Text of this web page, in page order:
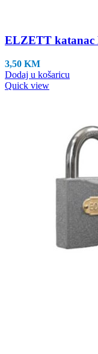
ELZETT katanac
3,50 KM
Dodaj u košaricu
Quick view